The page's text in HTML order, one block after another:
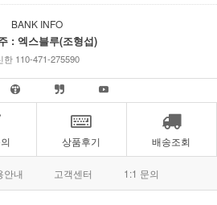
BANK INFO
: 엑스블루(조형섭)
한 110-471-275590
상품후기 배송조회
안내 고객센터 1:1 문의